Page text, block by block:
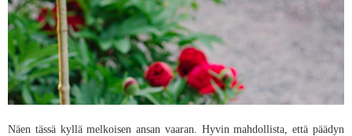
Näen tässä kyllä melkoisen ansan vaaran. Hyvin mahdollista, että päädyn